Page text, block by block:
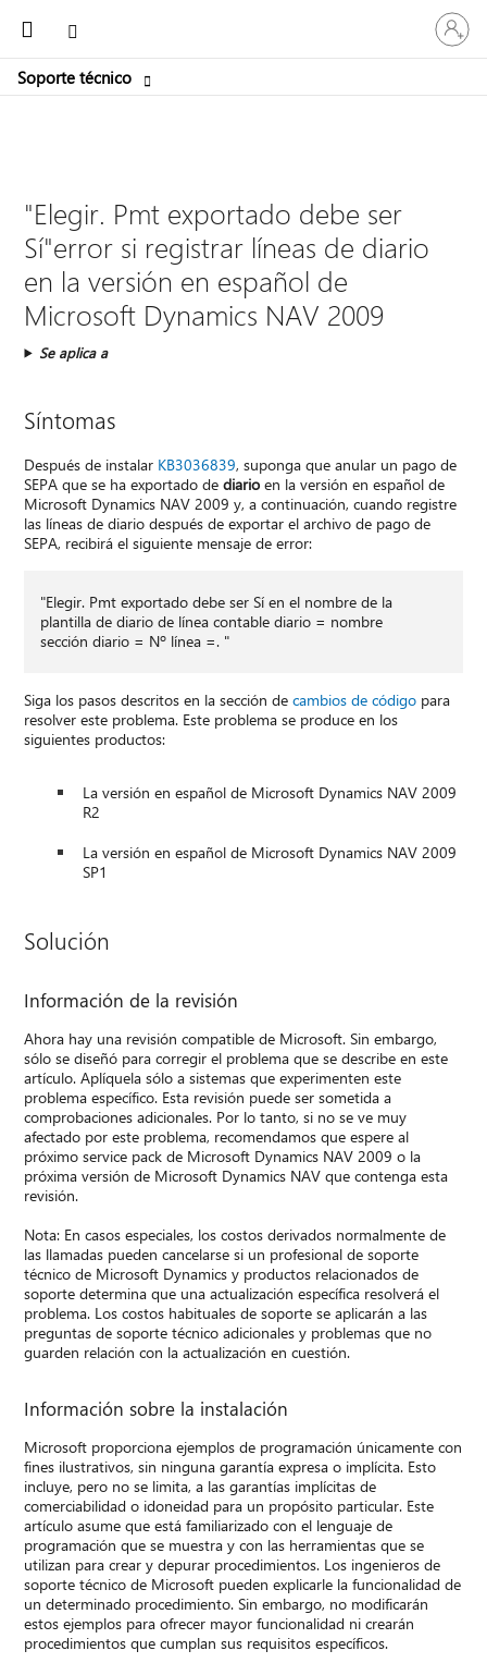
Soporte técnico
Iniciar
sesión
en
cuenta
"Elegir. Pmt exportado debe ser
Sí"error si registrar líneas de diario
en la versión en español de
Microsoft Dynamics NAV 2009
Se aplica a
Síntomas
Después de instalar KB3036839, suponga que anular un pago de
SEPA que se ha exportado dediarioen la versión en español de
Microsoft Dynamics NAV 2009 y, a continuación, cuando registre
las líneas de diario después de exportar el archivo de pago de
SEPA, recibirá el siguiente mensaje de error:
"Elegir. Pmt exportado debe ser Sí en el nombre de la
plantilla de diario de línea contable diario = nombre
sección diario = Nº línea =. "
Siga los pasos descritos en la sección decambios de código para
resolver este problema. Este problema se produce en los
siguientes productos:
La versión en español de Microsoft Dynamics NAV 2009
R2
La versión en español de Microsoft Dynamics NAV 2009
SP1
Solución
Información de la revisión
Ahora hay una revisión compatible de Microsoft. Sin embargo,
sólo se diseñó para corregir el problema que se describe en este
artículo. Aplíquela sólo a sistemas que experimenten este
problema específico. Esta revisión puede ser sometida a
comprobaciones adicionales. Por lo tanto, si no se ve muy
afectado por este problema, recomendamos que espere al
próximo service pack de Microsoft Dynamics NAV 2009 o la
próxima versión de Microsoft Dynamics NAV que contenga esta
revisión.
Nota: En casos especiales, los costos derivados normalmente de
las llamadas pueden cancelarse si un profesional de soporte
técnico de Microsoft Dynamics y productos relacionados de
soporte determina que una actualización específica resolverá el
problema. Los costos habituales de soporte se aplicarán a las
preguntas de soporte técnico adicionales y problemas que no
guarden relación con la actualización en cuestión.
Información sobre la instalación
Microsoft proporciona ejemplos de programación únicamente con
fines ilustrativos, sin ninguna garantía expresa o implícita. Esto
incluye, pero no se limita, a las garantías implícitas de
comerciabilidad o idoneidad para un propósito particular. Este
artículo asume que está familiarizado con el lenguaje de
programación que se muestra y con las herramientas que se
utilizan para crear y depurar procedimientos. Los ingenieros de
soporte técnico de Microsoft pueden explicarle la funcionalidad de
un determinado procedimiento. Sin embargo, no modificarán
estos ejemplos para ofrecer mayor funcionalidad ni crearán
procedimientos que cumplan sus requisitos específicos.